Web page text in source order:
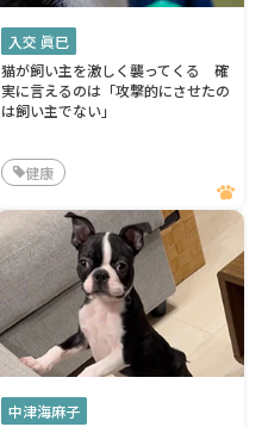
入交 眞巳
猫が飼い主を激しく襲ってくる 確
実に言えるのは「攻撃的にさせたの
は飼い主でない」
健康
中津海麻子